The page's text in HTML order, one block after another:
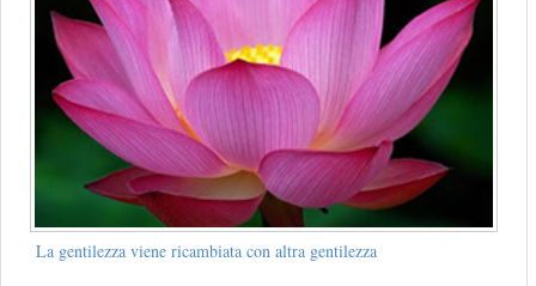
La gentilezza viene ricambiata con altra gentilezza